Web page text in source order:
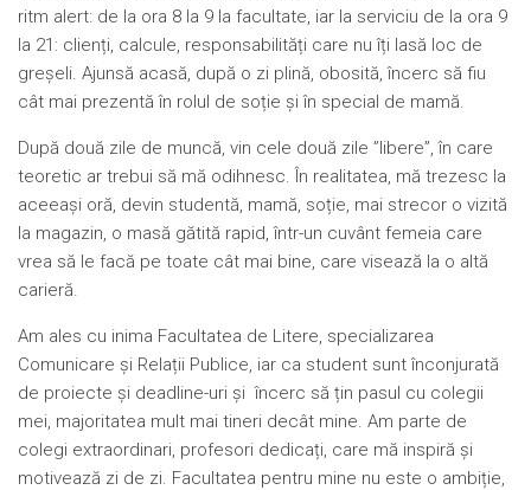
ritm alert: de la ora 8 la 9 la facultate, iar la serviciu de la ora 9
la 21: clienți, calcule, responsabilități care nu îți lasă loc de
greșeli. Ajunsă acasă, după o zi plină, obosită, încerc să fiu
cât mai prezentă în rolul de soție și în special de mamă.
După două zile de muncă, vin cele două zile ”libere”, în care
teoretic ar trebui să mă odihnesc. În realitatea, mă trezesc la
aceeași oră, devin studentă, mamă, soție, mai strecor o vizită
la magazin, o masă gătită rapid, într-un cuvânt femeia care
vrea să le facă pe toate cât mai bine, care visează la o altă
carieră.
Am ales cu inima Facultatea de Litere, specializarea
Comunicare și Relații Publice, iar ca student sunt înconjurată
de proiecte și deadline-uri și încerc să țin pasul cu colegii
mei, majoritatea mult mai tineri decât mine. Am parte de
colegi extraordinari, profesori dedicați, care mă inspiră și
motivează zi de zi. Facultatea pentru mine nu este o ambiție,